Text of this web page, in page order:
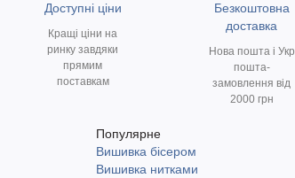
Доступні ціни
Кращі ціни на
ринку завдяки
прямим
поставкам
Безкоштовна
доставка
Нова пошта і Укр
пошта-
замовлення від
2000 грн
Популярне
Вишивка бісером
Вишивка нитками